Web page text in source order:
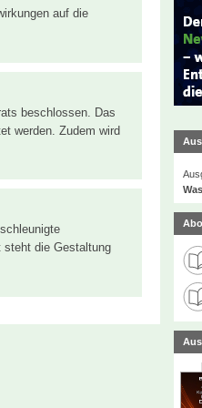
auf die
beschlossen. Das
werden. Zudem wird
die Gestaltung